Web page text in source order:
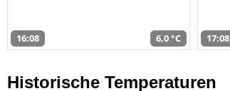
16:08 6,0 °C 17:08
Historische Temperaturen